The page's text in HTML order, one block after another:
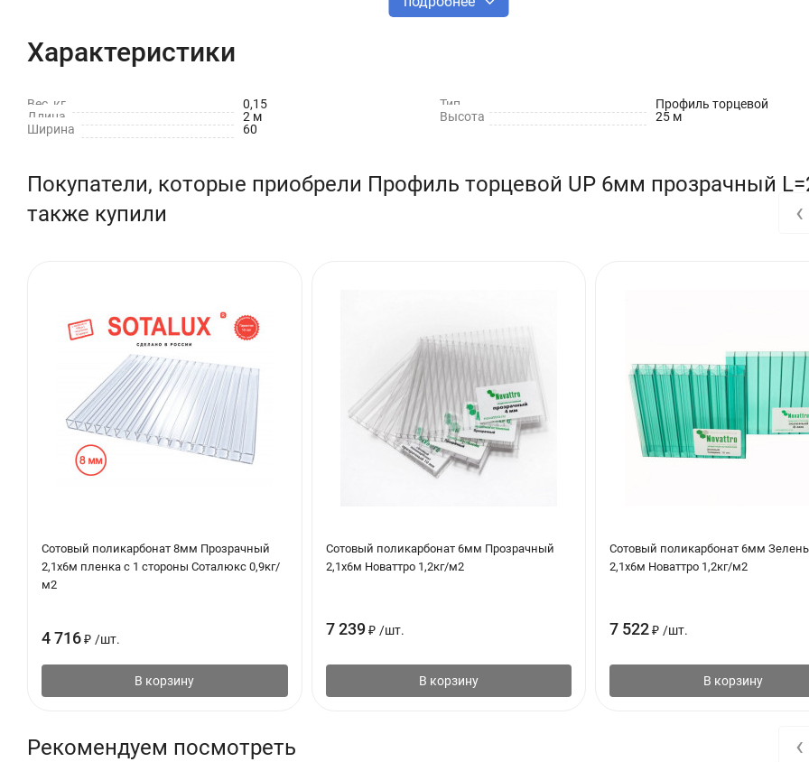
Характеристики
Вес, кг 0,15 Тип
Профиль торцевой
Длина
2 м Высота
25 м
Ширина
60
Покупатели, которые приобрели Профиль торцевой UP 6мм прозрачный
также купили
Сотовый поликарбонат 8мм Прозрачный
2,1х6м пленка с 1 стороны Соталюкс 0,9кг/
м2
4 716₽ /шт.
В корзину
Сотовый поликарбонат 6мм Прозрачный
2,1х6м Новаттро 1,2кг/м2
7 239 ₽ /шт.
В корзину
Сотовый поликарбонат 6мм
2,1х6м Новаттро 1,2кг/м2
7 522 ₽ /шт.
В корзину
‹
Рекомендуем посмотреть ‹